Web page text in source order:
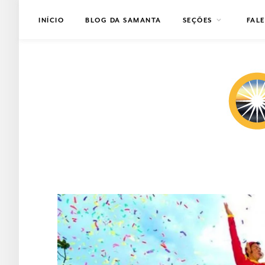
INÍCIO BLOG DA SAMANTA SEÇÕES